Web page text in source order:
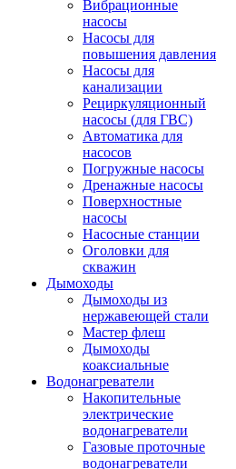
Вибрационные
насосы
Насосы для
повышения давления
Насосы для
канализации
Рециркуляционный
насосы (для ГВС)
Автоматика для
насосов
Погружные насосы
Дренажные насосы
Поверхностные
насосы
Насосные станции
Оголовки для
скважин
Дымоходы
Дымоходы из
нержавеющей стали
Мастер флеш
Дымоходы
коаксиальные
Водонагреватели
Накопительные
электрические
водонагреватели
Газовые проточные
водонагреватели